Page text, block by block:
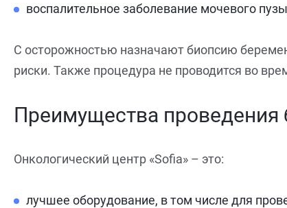
воспалительное заболевание мочевого
С осторожностью назначают биопсию
риски. Также процедура не проводится во
Преимущества проведения
Онкологический центр «Sofia» – это:
лучшее оборудование, в том числе для